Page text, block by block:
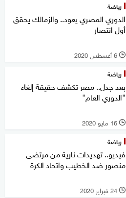
رياضة
الدوري المصري يعود.. والزمالك يحقق
أول انتصار
l 6 أغسطس 2020
رياضة
بعد جدل.. مصر تكشف حقيقة إلغاء
"الدوري العام"
l 16 مايو 2020
رياضة
فيديو.. تهديدات نارية من مرتضى
منصور ضد الخطيب واتحاد الكرة
l 24 فبراير 2020